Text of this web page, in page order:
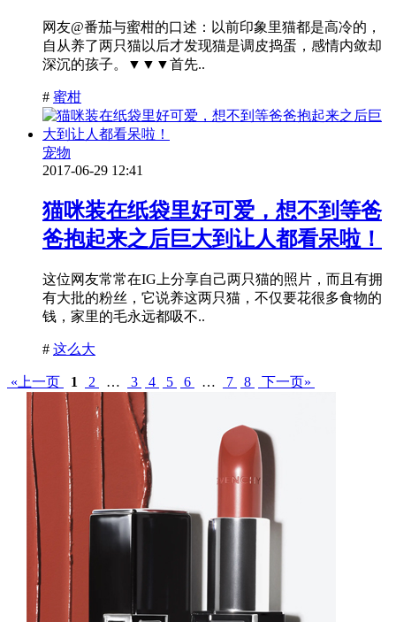
网友@番茄与蜜柑的口述：以前印象里猫都是高冷的，
自从养了两只猫以后才发现猫是调皮捣蛋，感情内敛却
深沉的孩子。▼▼▼首先..
# 蜜柑
宠物
2017-06-29 12:41
猫咪装在纸袋里好可爱，想不到等爸
爸抱起来之后巨大到让人都看呆啦！
这位网友常常在IG上分享自己两只猫的照片，而且有拥
有大批的粉丝，它说养这两只猫，不仅要花很多食物的
钱，家里的毛永远都吸不..
# 这么大
«上一页 1 2 … 3 4 5 6 … 7 8 下一页»